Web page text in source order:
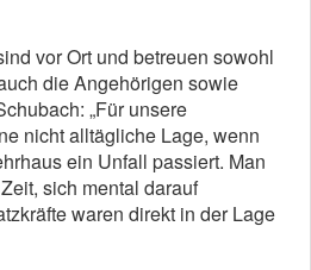
vor Ort und betreuen sowohl
die Angehörigen sowie
„Für unsere
nicht alltägliche Lage, wenn
ein Unfall passiert. Man
sich mental darauf
waren direkt in der Lage